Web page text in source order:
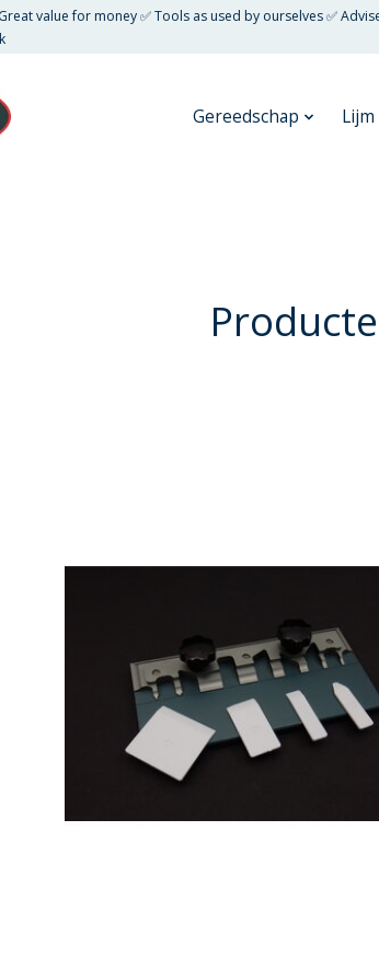
value for money ✅ Tools as used by ourselves ✅
Gereedschap